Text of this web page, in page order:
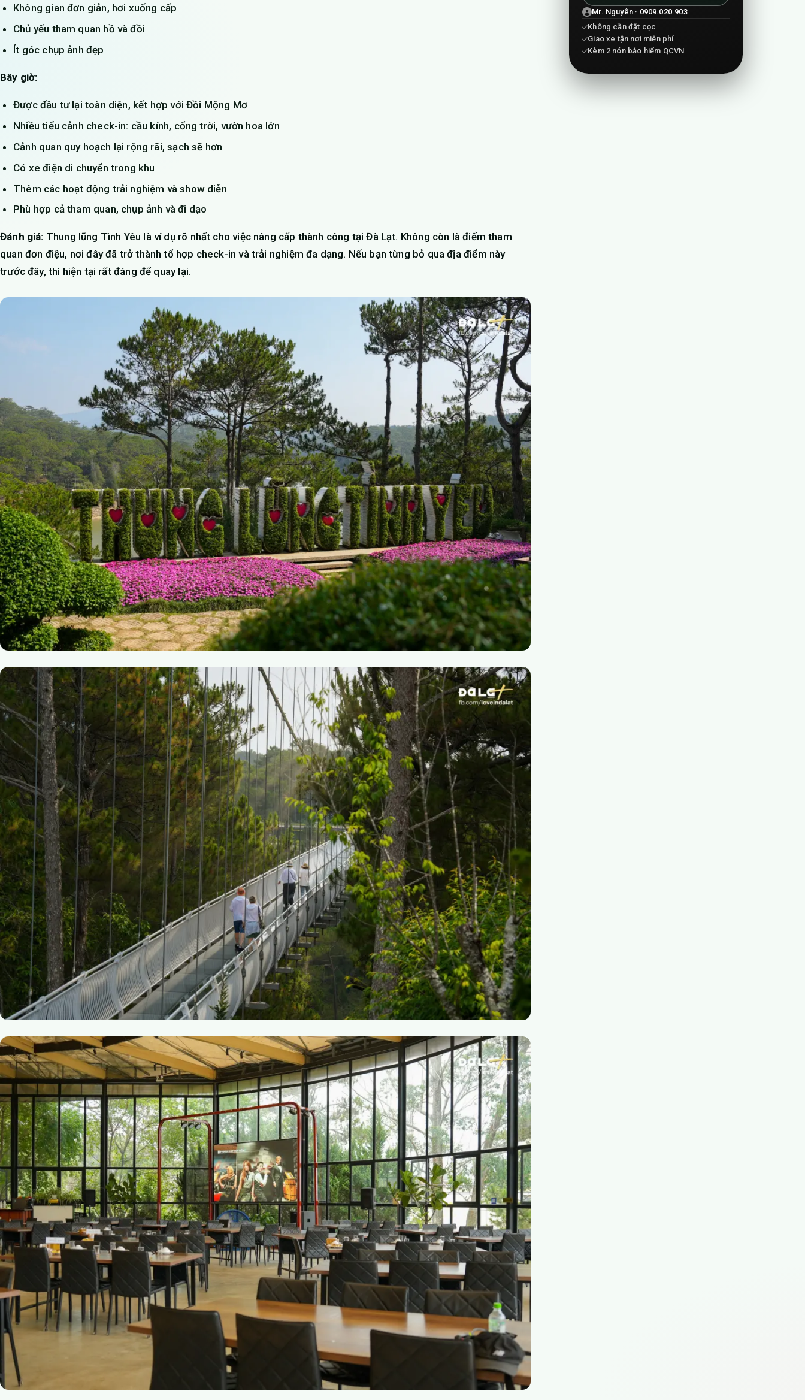
Không gian đơn giản, hơi xuống cấp
Chủ yếu tham quan hồ và đồi
Ít góc chụp ảnh đẹp
Bây giờ:
Được đầu tư lại toàn diện, kết hợp với Đồi Mộng Mơ
Nhiều tiểu cảnh check-in: cầu kính, cổng trời, vườn hoa lớn
Cảnh quan quy hoạch lại rộng rãi, sạch sẽ hơn
Có xe điện di chuyển trong khu
Thêm các hoạt động trải nghiệm và show diễn
Phù hợp cả tham quan, chụp ảnh và đi dạo
Đánh giá: Thung lũng Tình Yêu là ví dụ rõ nhất cho việc nâng cấp thành công tại Đà Lạt. Không còn là điểm tham
quan đơn điệu, nơi đây đã trở thành tổ hợp check-in và trải nghiệm đa dạng. Nếu bạn từng bỏ qua địa điểm này
trước đây, thì hiện tại rất đáng để quay lại.
Mr. Nguyên · 0909.020.903
Không cần đặt cọc
Giao xe tận nơi miễn phí
Kèm 2 nón bảo hiểm QCVN